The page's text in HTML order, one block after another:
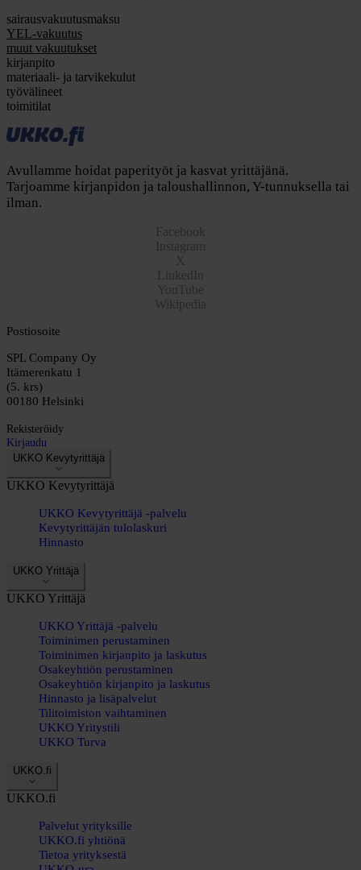
sairausvakuutusmaksu
YEL-vakuutus
muut vakuutukset
kirjanpito
materiaali- ja tarvikekulut
työvälineet
toimitilat
Avullamme hoidat paperityöt ja kasvat yrittäjänä.
Tarjoamme kirjanpidon ja taloushallinnon, Y-tunnuksella tai
ilman.
Facebook
Instagram
X
LinkedIn
YouTube
Wikipedia
Postiosoite
SPL Company Oy
Itämerenkatu 1
(5. krs)
00180 Helsinki
Rekisteröidy
Kirjaudu
UKKO Kevytyrittäjä
UKKO Kevytyrittäjä
UKKO Kevytyrittäjä -palvelu
Kevytyrittäjän tulolaskuri
Hinnasto
UKKO Yrittäjä
UKKO Yrittäjä
UKKO Yrittäjä -palvelu
Toiminimen perustaminen
Toiminimen kirjanpito ja laskutus
Osakeyhtiön perustaminen
Osakeyhtiön kirjanpito ja laskutus
Hinnasto ja lisäpalvelut
Tilitoimiston vaihtaminen
UKKO Yritystili
UKKO Turva
UKKO.fi
UKKO.fi
Palvelut yrityksille
UKKO.fi yhtiönä
Tietoa yrityksestä